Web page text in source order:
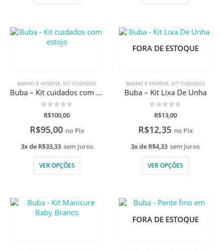
BANHO E HIGIENE KIT CUIDADOS
Buba – Kit cuidados com estojo
0de 5
R$100,00
R$95,00 no Pix
3x de R$33,33 sem juros
VER OPÇÕES
FORA DE ESTOQUE
BANHO E HIGIENE KIT CUIDADOS
Buba – Kit Lixa De Unha
de 5
R$13,00
R$12,35 no Pix
3x de R$4,33 sem juros
VER OPÇÕES
FORA DE ESTOQUE